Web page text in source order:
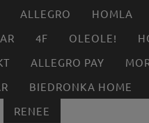
ALLEGRO
HOMLA
4F OLEOLE!
ALLEGRO PAY
BIEDRONKA HOME
RENEE